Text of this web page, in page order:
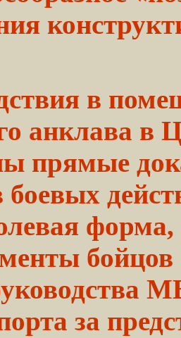
в
анклава в
прямые
боевых
форма,
за